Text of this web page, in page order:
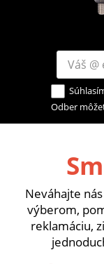
Odber
Neváhajte
výberom,
reklamáciu,